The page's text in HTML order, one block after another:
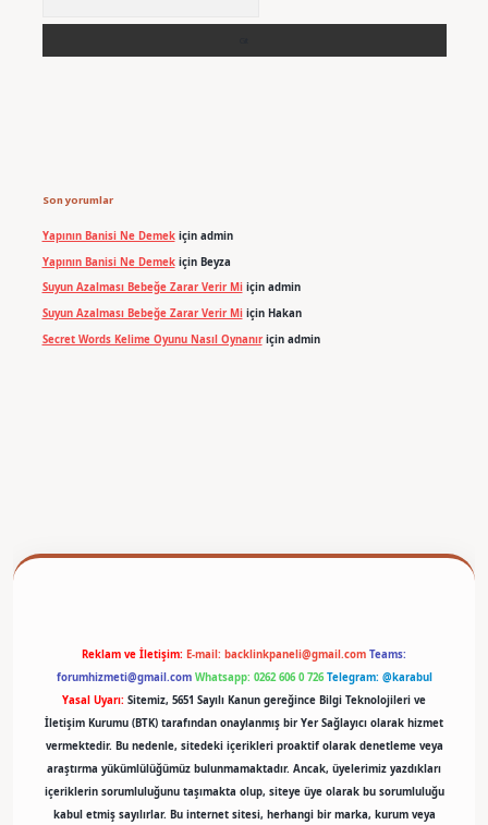
Son yorumlar
Yapının Banisi Ne Demekiçin admin
Yapının Banisi Ne Demekiçin Beyza
Suyun Azalması Bebeğe Zarar Verir Miiçin admin
Suyun Azalması Bebeğe Zarar Verir Miiçin Hakan
Secret Words Kelime Oyunu Nasıl Oynanıriçin admin
Reklam ve İletişim: E-mail: backlinkpaneli@gmail.com Teams:
forumhizmeti@gmail.com Whatsapp: 0262 606 0 726 Telegram: @karabul
Yasal Uyarı: Sitemiz, 5651 Sayılı Kanun gereğince Bilgi Teknolojileri ve
İletişim Kurumu (BTK) tarafından onaylanmış bir Yer Sağlayıcı olarak hizmet
vermektedir. Bu nedenle, sitedeki içerikleri proaktif olarak denetleme veya
araştırma yükümlülüğümüz bulunmamaktadır. Ancak, üyelerimiz yazdıkları
içeriklerin sorumluluğunu taşımakta olup, siteye üye olarak bu sorumluluğu
kabul etmiş sayılırlar. Bu internet sitesi, herhangi bir marka, kurum veya